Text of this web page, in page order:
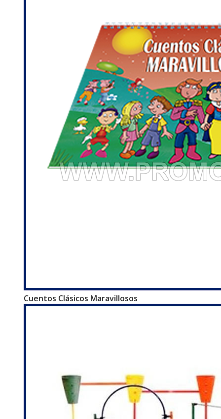
Cuentos Clásicos Maravillosos